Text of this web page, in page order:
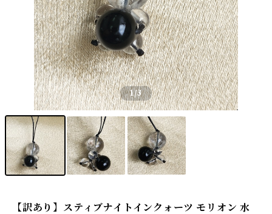
1/3
【訳あり】スティブナイトインクォーツ モリオン 水